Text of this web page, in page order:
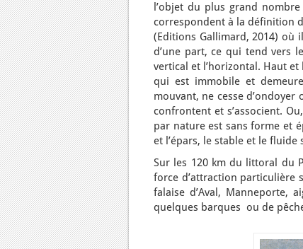
l’objet du plus grand
correspondent à la définition
(Editions Gallimard, 2014) où
d’une part, ce qui tend vers
vertical et l’horizontal. Haut et
qui est immobile et
mouvant, ne cesse d’ondoyer
confrontent et s’associent.
par nature est sans forme et
et l’épars, le stable et le fluide
Sur les 120 km du littoral du
force d’attraction particulière
falaise d’Aval, Manneporte,
quelques barques ou de